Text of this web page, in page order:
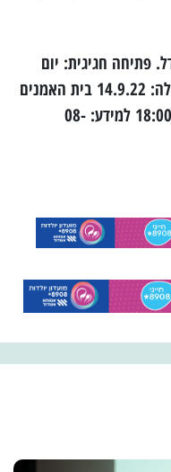
פתיחה חגיגית: יום
חמישי 21.7.22 בשעה 19:00 / נעילה: 14.9.22 בית האמנים
/ רח' יאיר 2 אשדוד / א'-ה' 9:30 – 18:00 למידע: 08-